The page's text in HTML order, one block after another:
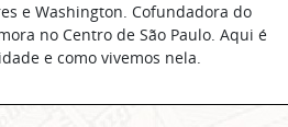
e Washington. Cofundadora do
no Centro de São Paulo. Aqui é
e como vivemos nela.